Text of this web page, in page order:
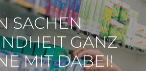
SACHEN
GANZ
MIT DABEI!